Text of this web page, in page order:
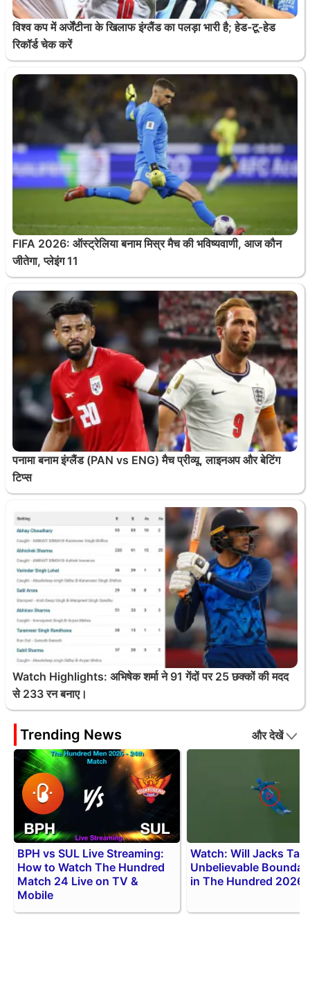
विश्व कप में अर्जेंटीना के खिलाफ इंग्लैंड का पलड़ा भारी है; हेड-टू-हेड
रिकॉर्ड चेक करें
FIFA 2026: ऑस्ट्रेलिया बनाम मिस्र मैच की भविष्यवाणी, आज कौन
जीतेगा, प्लेइंग 11
पनामा बनाम इंग्लैंड (PAN vs ENG) मैच प्रीव्यू, लाइनअप और बेटिंग
टिप्स
Watch Highlights: अभिषेक शर्मा ने 91 गेंदों पर 25 छक्कों की मदद
से 233 रन बनाए।
Trending News और देखें
BPH vs SUL Live Streaming:
How to Watch The Hundred
Match 24 Live on TV &
Mobile
Watch: Will Jacks
Unbelievable
in The Hundred 2026